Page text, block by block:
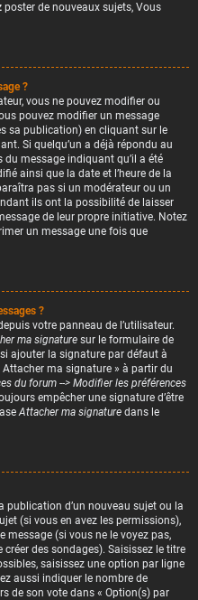
poster de nouveaux sujets, Vous
?
vous ne pouvez modifier ou
pouvez modifier un message
sa publication) en cliquant sur le
Si quelqu’un a déjà répondu au
du message indiquant qu’il a été
ainsi que la date et l’heure de la
pas si un modérateur ou un
ils ont la possibilité de laisser
de leur propre initiative. Notez
un message une fois que
?
votre panneau de l’utilisateur.
ma signature sur le formulaire de
ajouter la signature par défaut à
ma signature » à partir du
du forum --> Modifier les préférences
empêcher une signature d’être
Attacher ma signature dans le
publication d’un nouveau sujet ou la
(si vous en avez les permissions),
message (si vous ne le voyez pas,
des sondages). Saisissez le titre
saisissez une option par ligne
aussi indiquer le nombre de
de son vote dans « Option(s) par